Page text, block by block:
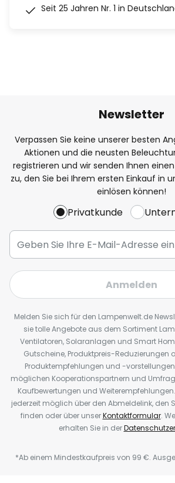
Seit 25 Jahren Nr. 1 in
Newsletter
Verpassen Sie keine unserer besten
Aktionen und die neusten
registrieren und wir senden Ihnen einen
zu, den Sie bei Ihrem ersten Einkauf in
einlösen können!
Privatkunde
Anmelden
Melden Sie sich für den Lampenwelt.de
sie tolle Angebote aus dem Sortiment
Ventilatoren, Solaranlagen und Smart
Gutscheine, Produktpreis-Reduzierungen
Produktempfehlungen und -
möglichen Kooperationspartnern und
Kaufbewertungen und
jederzeit möglich über den Abmeldelink, den
finden oder über unserKontaktformular.
erhalten Sie in der
*Ab einem Mindestkaufpreis von 99 €.